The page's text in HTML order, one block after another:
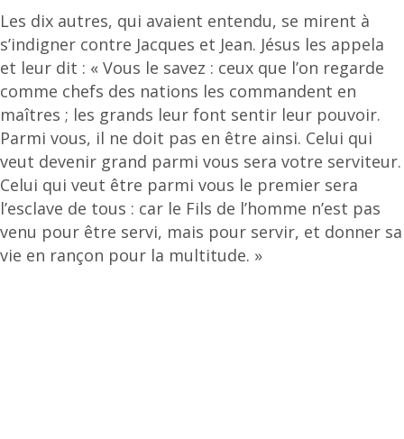
Les dix autres, qui avaient entendu, se mirent à
s’indigner contre Jacques et Jean. Jésus les appela
et leur dit : « Vous le savez : ceux que l’on regarde
comme chefs des nations les commandent en
maîtres ; les grands leur font sentir leur pouvoir.
Parmi vous, il ne doit pas en être ainsi. Celui qui
veut devenir grand parmi vous sera votre serviteur.
Celui qui veut être parmi vous le premier sera
l’esclave de tous : car le Fils de l’homme n’est pas
venu pour être servi, mais pour servir, et donner sa
vie en rançon pour la multitude. »